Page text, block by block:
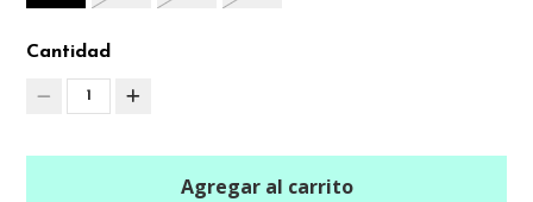
Cantidad
1
Agregar al carrito